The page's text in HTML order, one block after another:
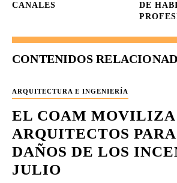
CANALES
DE
CONTENIDOS
ARQUITECTURA E INGENIERÍA
EL COAM MOVILIZA
ARQUITECTOS
DAÑOS DE LOS
JULIO